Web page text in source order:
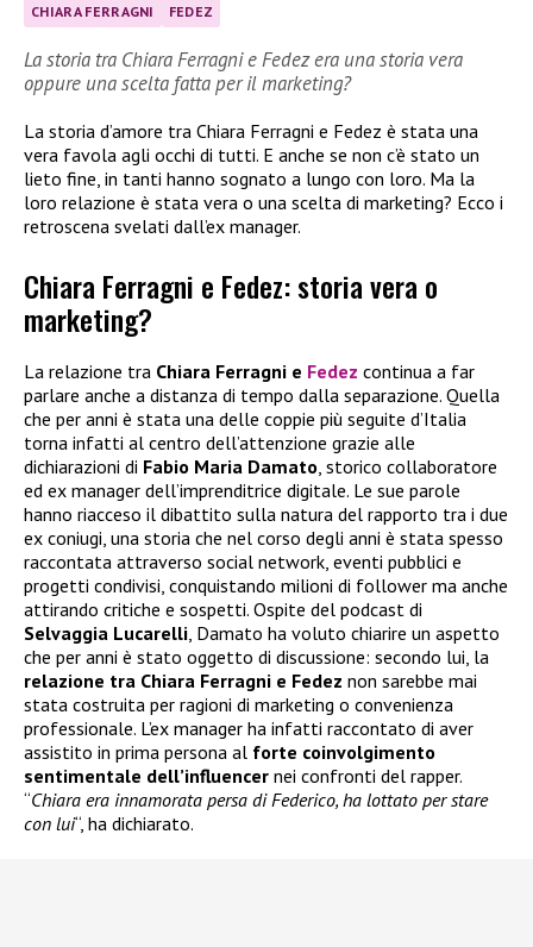
CHIARA FERRAGNI FEDEZ
La storia tra Chiara Ferragni e Fedez era una storia vera
oppure una scelta fatta per il marketing?
La storia d’amore tra Chiara Ferragni e Fedez è stata una
vera favola agli occhi di tutti. E anche se non c’è stato un
lieto fine, in tanti hanno sognato a lungo con loro. Ma la
loro relazione è stata vera o una scelta di marketing? Ecco i
retroscena svelati dall’ex manager.
Chiara Ferragni e Fedez: storia vera o
marketing?
La relazione tra Chiara Ferragni e Fedez continua a far
parlare anche a distanza di tempo dalla separazione. Quella
che per anni è stata una delle coppie più seguite d’Italia
torna infatti al centro dell’attenzione grazie alle
dichiarazioni di Fabio Maria Damato, storico collaboratore
ed ex manager dell’imprenditrice digitale. Le sue parole
hanno riacceso il dibattito sulla natura del rapporto tra i due
ex coniugi, una storia che nel corso degli anni è stata spesso
raccontata attraverso social network, eventi pubblici e
progetti condivisi, conquistando milioni di follower ma anche
attirando critiche e sospetti. Ospite del podcast di
Selvaggia Lucarelli, Damato ha voluto chiarire un aspetto
che per anni è stato oggetto di discussione: secondo lui, la
relazione tra Chiara Ferragni e Fedez non sarebbe mai
stata costruita per ragioni di marketing o convenienza
professionale. L’ex manager ha infatti raccontato di aver
assistito in prima persona al forte coinvolgimento
sentimentale dell’influencer nei confronti del rapper.
“Chiara era innamorata persa di Federico, ha lottato per stare
con lui“, ha dichiarato.